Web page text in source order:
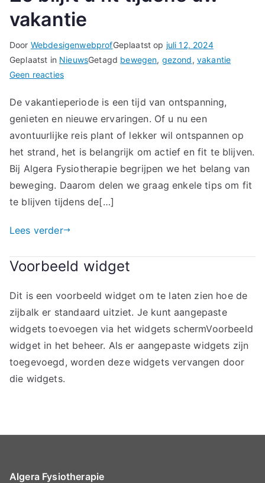
vakantie
Door WebdesigenwebprofGeplaatst op juli 12, 2024
Geplaatst in NieuwsGetagd bewegen, gezond, vakantie
Geen reactiesop
blijft
u
fit
tijdens
uw
De vakantieperiode is een tijd van ontspanning,
genieten en nieuwe ervaringen. Of u nu een
avontuurlijke reis plant of lekker wil ontspannen op
het strand, het is belangrijk om actief en fit te blijven.
Bij Algera Fysiotherapie begrijpen we het belang van
beweging. Daarom delen we graag enkele tips om fit
te blijven tijdens de[…]
Lees verder
Voorbeeld widget
Dit is een voorbeeld widget om te laten zien hoe de
zijbalk er standaard uitziet. Je kunt aangepaste
widgets toevoegen via het widgets schermVoorbeeld
widget in het beheer. Als er aangepaste widgets zijn
toegevoegd, worden deze widgets vervangen door
die widgets.
Algera Fysiotherapie